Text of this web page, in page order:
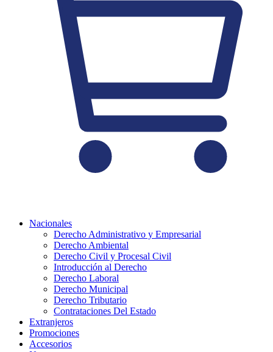
Nacionales
Derecho Administrativo y Empresarial
Derecho Ambiental
Derecho Civil y Procesal Civil
Introducción al Derecho
Derecho Laboral
Derecho Municipal
Derecho Tributario
Contrataciones Del Estado
Extranjeros
Promociones
Accesorios